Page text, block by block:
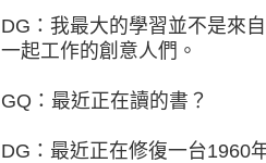
DG：我最大的學習並不是來
一起工作的創意人們。
GQ：最近正在讀的書？
DG：最近正在修復一台1960